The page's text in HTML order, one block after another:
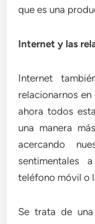
que es una
Internet y las
Internet
relacionarnos
ahora todos
una manera
acercando
sentimentales
teléfono móvil o
Se trata de